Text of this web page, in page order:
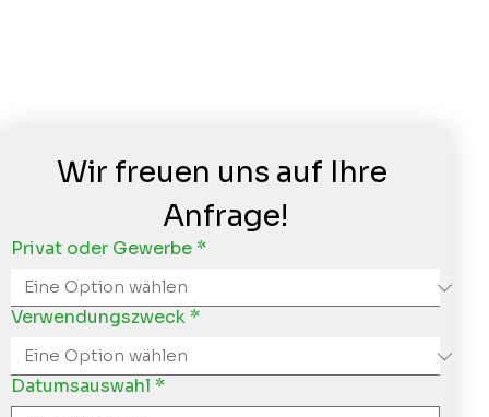
Wir freuen uns auf Ihre
Anfrage!
Privat oder Gewerbe*
Verwendungszweck*
Datumsauswahl *